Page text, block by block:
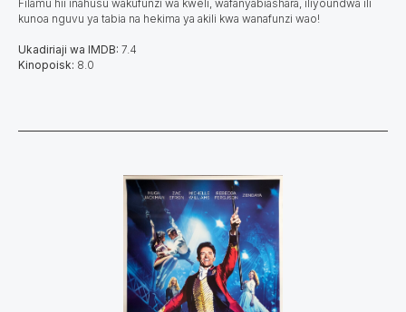
Filamu hii inahusu wakufunzi wa kweli, wafanyabiashara, iliyoundwa ili
kunoa nguvu ya tabia na hekima ya akili kwa wanafunzi wao!
Ukadiriaji wa IMDB: 7.4
Kinopoisk: 8.0